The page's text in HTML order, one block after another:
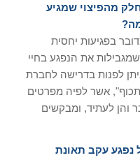
מהפיצוי שמגיע
בפגיעות יחסית
את הנפגע בחיי
לפנות בדרישה לחברת
אשר לפיה מפרטים
והן לעתיד, ומבקשים
עקב תאונת